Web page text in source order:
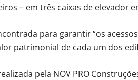
– em três caixas de elevador
para garantir “os
patrimonial de cada um dos
pela NOV PRO